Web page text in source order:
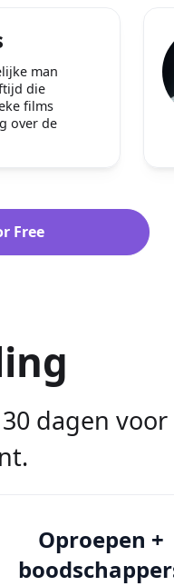
man
die
films
over de
Free
dagen voor
Oproepen +